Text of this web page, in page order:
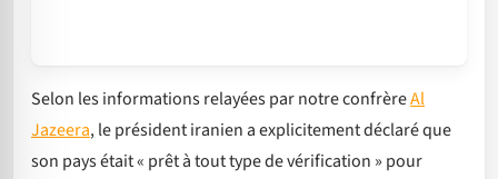
Selon les informations relayées par notre confrèreAl
Jazeera, le président iranien a explicitement déclaré que
son pays était « prêt à tout type de vérification » pour